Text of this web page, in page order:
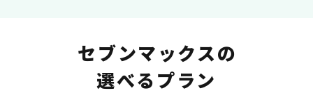
セブンマックスの
選べるプラン